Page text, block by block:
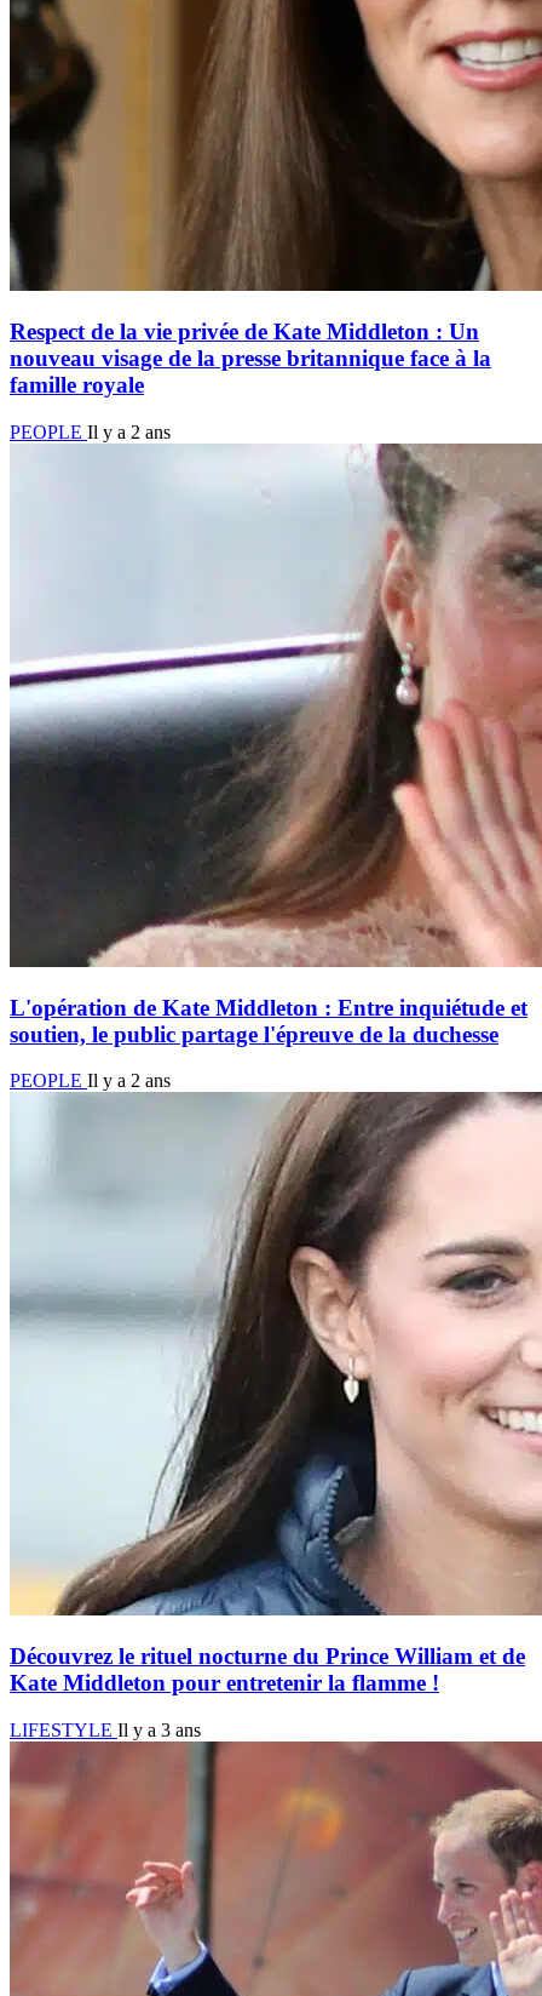
Respect de la vie privée de Kate Middleton : Un
nouveau visage de la presse britannique face à la
famille royale
PEOPLE Il y a 2 ans
L'opération de Kate Middleton : Entre inquiétude et
soutien, le public partage l'épreuve de la duchesse
PEOPLE Il y a 2 ans
Découvrez le rituel nocturne du Prince William et de
Kate Middleton pour entretenir la flamme !
LIFESTYLE Il y a 3 ans